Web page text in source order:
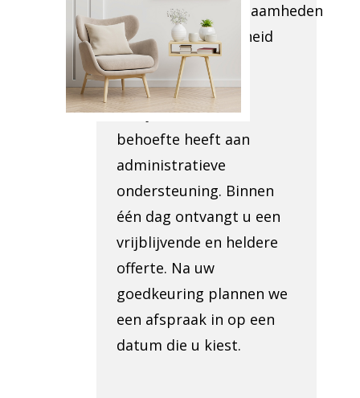
verwijderingswerkzaamheden
en de toegankelijkheid
van uw locatie te
inspecteren. Ook
bekijken we of u
behoefte heeft aan
administratieve
ondersteuning. Binnen
één dag ontvangt u een
vrijblijvende en heldere
offerte. Na uw
goedkeuring plannen we
een afspraak in op een
datum die u kiest.